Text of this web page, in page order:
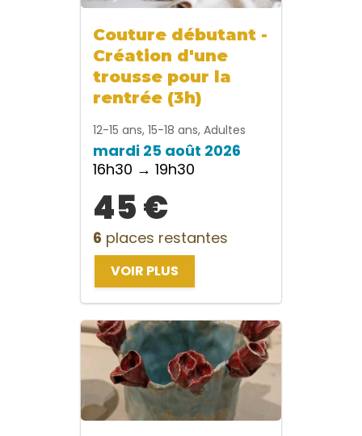
Couture débutant -
Création d'une
trousse pour la
rentrée (3h)
12-15 ans, 15-18 ans, Adultes
mardi 25 août 2026
16h30 → 19h30
45 €
6 places restantes
VOIR PLUS